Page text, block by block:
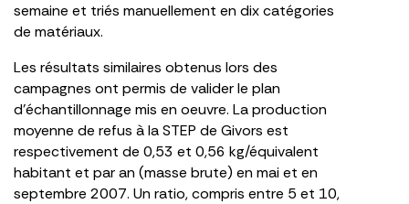
semaine et triés manuellement en dix catégories
de matériaux.
Les résultats similaires obtenus lors des
campagnes ont permis de valider le plan
d’échantillonnage mis en oeuvre. La production
moyenne de refus à la STEP de Givors est
respectivement de 0,53 et 0,56 kg/équivalent
habitant et par an (masse brute) en mai et en
septembre 2007. Un ratio, compris entre 5 et 10,